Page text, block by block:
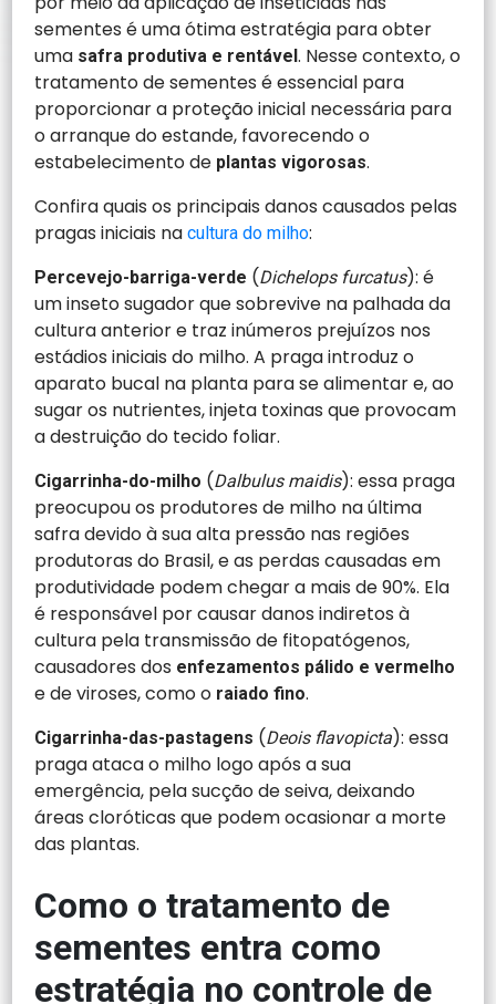
sementes é uma ótima estratégia para obter
uma safra produtiva e rentável. Nesse contexto, o
tratamento de sementes é essencial para
proporcionar a proteção inicial necessária para
o arranque do estande, favorecendo o
estabelecimento de plantas vigorosas.
Confira quais os principais danos causados pelas
pragas iniciais nacultura do milho:
Percevejo-barriga-verde (Dichelops furcatus): é
um inseto sugador que sobrevive na palhada da
cultura anterior e traz inúmeros prejuízos nos
estádios iniciais do milho. A praga introduz o
aparato bucal na planta para se alimentar e, ao
sugar os nutrientes, injeta toxinas que provocam
a destruição do tecido foliar.
Cigarrinha-do-milho (Dalbulus maidis): essa praga
preocupou os produtores de milho na última
safra devido à sua alta pressão nas regiões
produtoras do Brasil, e as perdas causadas em
produtividade podem chegar a mais de 90%. Ela
é responsável por causar danos indiretos à
cultura pela transmissão de fitopatógenos,
causadores dos enfezamentos pálido e vermelho
e de viroses, como o raiado fino.
Cigarrinha-das-pastagens (Deois flavopicta): essa
praga ataca o milho logo após a sua
emergência, pela sucção de seiva, deixando
áreas cloróticas que podem ocasionar a morte
das plantas.
Como o tratamento de
sementes entra como
estratégia no controle de